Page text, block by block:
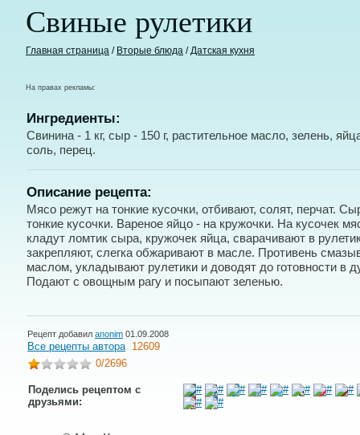
Свиные рулетики
Главная страница / Вторые блюда /Датская кухня
На правах рекламы:
Ингредиенты:
Свинина - 1 кг, сыр - 150 г, растительное масло, зелень,
соль, перец.
Описание рецепта:
Мясо режут на тонкие кусочки, отбивают, солят, перчат.
тонкие кусочки. Вареное яйцо - на кружочки. На кусочек
кладут ломтик сыра, кружочек яйца, сварачивают в
закрепляют, слегка обжаривают в масле. Противень
маслом, укладывают рулетики и доводят до готовности в
Подают с овощным рагу и посыпают зеленью.
Рецепт добавил anonim 01.09.2008
Все рецепты автора 12609
0/2696
Поделись рецептом с
друзьями: